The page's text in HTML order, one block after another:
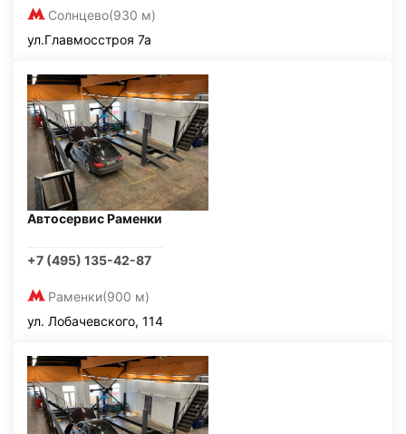
Солнцево(930 м)
ул.Главмосстроя 7а
Автосервис Раменки
+7 (495) 135-42-87
Раменки(900 м)
ул. Лобачевского, 114